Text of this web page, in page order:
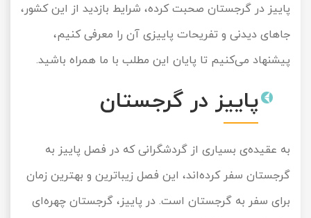
پاییز در گرجستان صحبت کرده، شرایط بازدید از این کشور،
جاهای دیدنی و تفریحات پاییزی آن را معرفی کنیم،
پیشنهاد می‌کنیم تا پایان این مطلب با ما همراه باشید.
پاییز در گرجستان
به عقیده‌ی بسیاری از گردشگرانی که در فصل پاییز به
گرجستان سفر کرده‌اند، این فصل زیباترین و بهترین زمان
برای سفر به گرجستان است. در پاییز، گرجستان چهره‌ای
تور ماسوله
تور مرداب سراوان
تور گلستان
تور چابهار
تور مرداب هسل